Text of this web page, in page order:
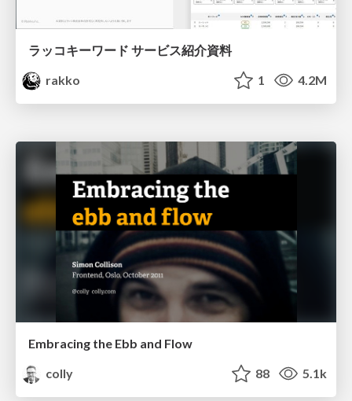
ラッコキーワード サービス紹介資料
rakko
1 4.2M
Embracing the Ebb and Flow
colly
88 5.1k